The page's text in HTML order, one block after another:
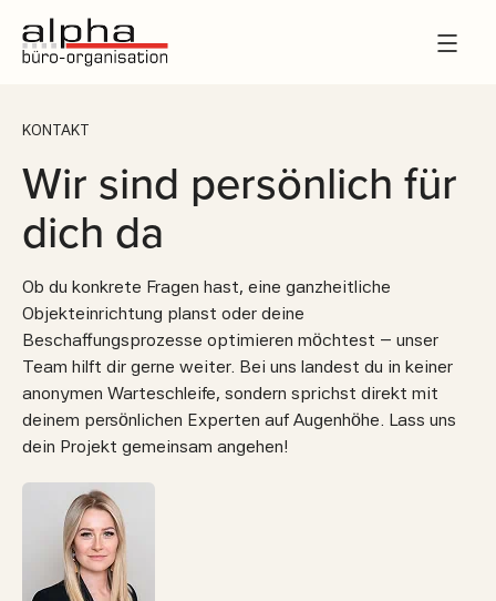
KONTAKT
Wir sind persönlich für
dich da
Ob du konkrete Fragen hast, eine ganzheitliche
Objekteinrichtung planst oder deine
Beschaffungsprozesse optimieren möchtest – unser
Team hilft dir gerne weiter. Bei uns landest du in keiner
anonymen Warteschleife, sondern sprichst direkt mit
deinem persönlichen Experten auf Augenhöhe. Lass uns
dein Projekt gemeinsam angehen!